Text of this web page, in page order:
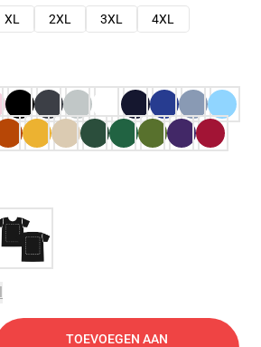
XL 2XL 3XL
4XL
TOEVOEGEN AAN